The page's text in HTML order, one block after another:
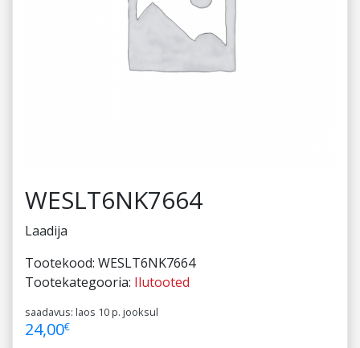
WESLT6NK7664
Laadija
Tootekood: WESLT6NK7664
Tootekategooria: Ilutooted
saadavus: laos 10 p. jooksul
24,00€